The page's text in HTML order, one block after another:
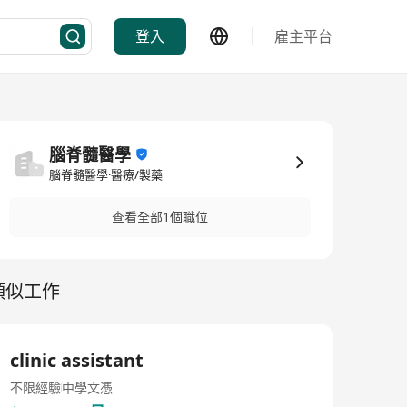
登入 雇主平台
腦脊髓醫學
腦脊髓醫學·醫療/製藥
查看全部1個職位
似工作
clinic assistant
不限經驗中學文憑